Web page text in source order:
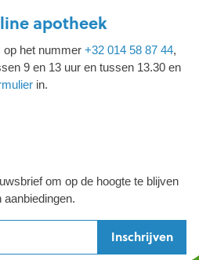
apotheek
op het nummer +32 014 58 87 44,
9 en 13 uur en tussen 13.30 en
in.
om op de hoogte te blijven
Inschrijven